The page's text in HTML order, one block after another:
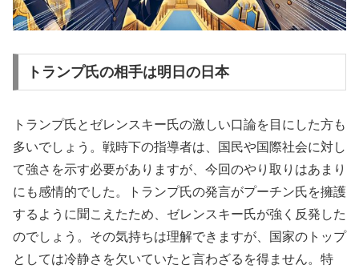
トランプ氏の相手は明日の日本
トランプ氏とゼレンスキー氏の激しい口論を目にした方も
多いでしょう。戦時下の指導者は、国民や国際社会に対し
て強さを示す必要がありますが、今回のやり取りはあまり
にも感情的でした。トランプ氏の発言がプーチン氏を擁護
するように聞こえたため、ゼレンスキー氏が強く反発した
のでしょう。その気持ちは理解できますが、国家のトップ
としては冷静さを欠いていたと言わざるを得ません。特